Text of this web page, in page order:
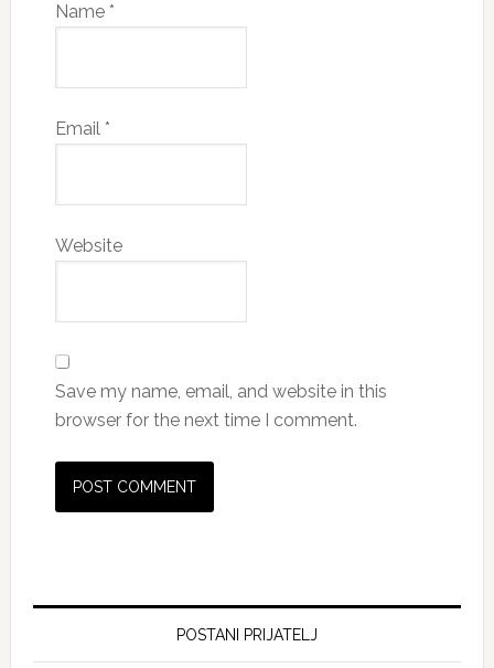
Name *
Email *
Website
Save my name, email, and website in this
browser for the next time I comment.
Primary
POSTANI PRIJATELJ